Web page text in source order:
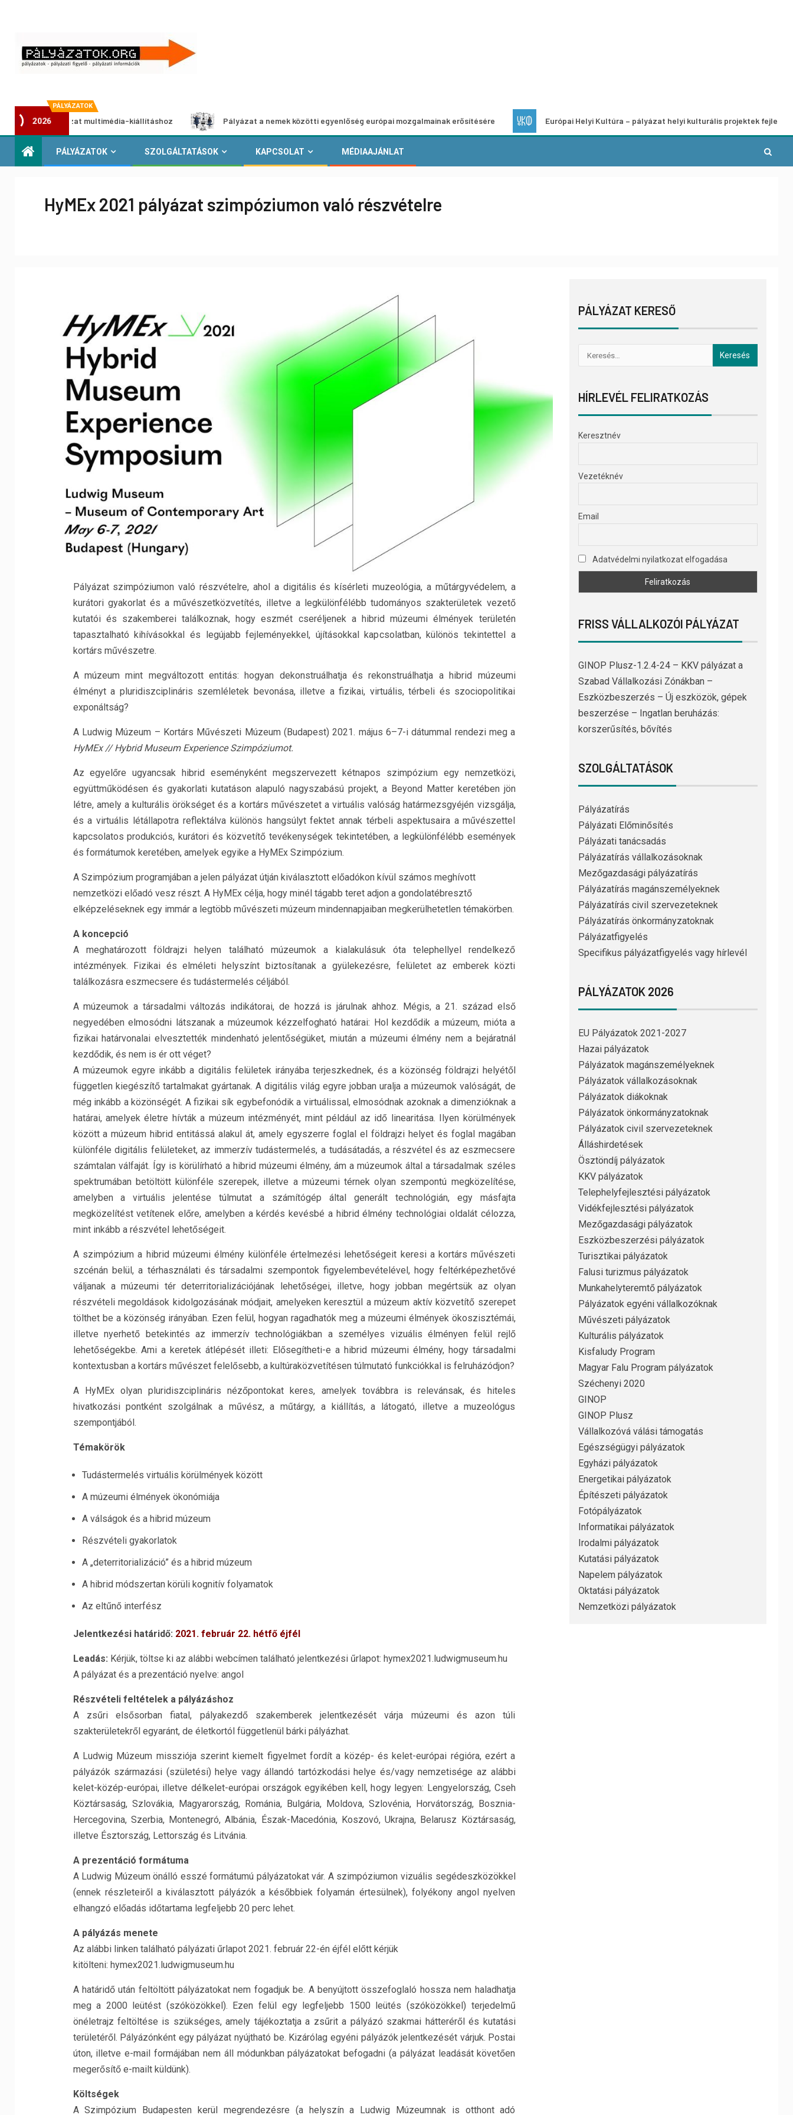
PÁLYÁZATOK
2026
pályázat multimédia-kiállításhoz Pályázat a nemek közötti egyenlőség európai mozgalmainak erősítésére Európai Helyi Kultúra – pályázat helyi kulturális projektek fejlesztésére
PÁLYÁZATOK SZOLGÁLTATÁSOK KAPCSOLAT MÉDIAAJÁNLAT
HyMEx 2021 pályázat szimpóziumon való részvételre
Pályázat szimpóziumon való részvételre, ahol a digitális és kísérleti muzeológia, a műtárgyvédelem, a
kurátori gyakorlat és a művészetközvetítés, illetve a legkülönfélébb tudományos szakterületek vezető
kutatói és szakemberei találkoznak, hogy eszmét cseréljenek a hibrid múzeumi élmények területén
tapasztalható kihívásokkal és legújabb fejleményekkel, újításokkal kapcsolatban, különös tekintettel a
kortárs művészetre.
A múzeum mint megváltozott entitás: hogyan dekonstruálhatja és rekonstruálhatja a hibrid múzeumi
élményt a pluridiszciplináris szemléletek bevonása, illetve a fizikai, virtuális, térbeli és szociopolitikai
exponáltság?
A Ludwig Múzeum – Kortárs Művészeti Múzeum (Budapest) 2021. május 6–7-i dátummal rendezi meg a
HyMEx // Hybrid Museum Experience Szimpóziumot.
Az egyelőre ugyancsak hibrid eseményként megszervezett kétnapos szimpózium egy nemzetközi,
együttműködésen és gyakorlati kutatáson alapuló nagyszabású projekt, a Beyond Matter keretében jön
létre, amely a kulturális örökséget és a kortárs művészetet a virtuális valóság határmezsgyéjén vizsgálja,
és a virtuális létállapotra reflektálva különös hangsúlyt fektet annak térbeli aspektusaira a művészettel
kapcsolatos produkciós, kurátori és közvetítő tevékenységek tekintetében, a legkülönfélébb események
és formátumok keretében, amelyek egyike a HyMEx Szimpózium.
A Szimpózium programjában a jelen pályázat útján kiválasztott előadókon kívül számos meghívott
nemzetközi előadó vesz részt. A HyMEx célja, hogy minél tágabb teret adjon a gondolatébresztő
elképzeléseknek egy immár a legtöbb művészeti múzeum mindennapjaiban megkerülhetetlen témakörben.
A koncepció
A meghatározott földrajzi helyen található múzeumok a kialakulásuk óta telephellyel rendelkező
intézmények. Fizikai és elméleti helyszínt biztosítanak a gyülekezésre, felületet az emberek közti
találkozásra eszmecsere és tudástermelés céljából.
A múzeumok a társadalmi változás indikátorai, de hozzá is járulnak ahhoz. Mégis, a 21. század első
negyedében elmosódni látszanak a múzeumok kézzelfogható határai: Hol kezdődik a múzeum, mióta a
fizikai határvonalai elvesztették mindenható jelentőségüket, miután a múzeumi élmény nem a bejáratnál
kezdődik, és nem is ér ott véget?
A múzeumok egyre inkább a digitális felületek irányába terjeszkednek, és a közönség földrajzi helyétől
független kiegészítő tartalmakat gyártanak. A digitális világ egyre jobban uralja a múzeumok valóságát, de
még inkább a közönségét. A fizikai sík egybefonódik a virtuálissal, elmosódnak azoknak a dimenzióknak a
határai, amelyek életre hívták a múzeum intézményét, mint például az idő linearitása. Ilyen körülmények
között a múzeum hibrid entitássá alakul át, amely egyszerre foglal el földrajzi helyet és foglal magában
különféle digitális felületeket, az immerzív tudástermelés, a tudásátadás, a részvétel és az eszmecsere
számtalan válfaját. Így is körülírható a hibrid múzeumi élmény, ám a múzeumok által a társadalmak széles
spektrumában betöltött különféle szerepek, illetve a múzeumi térnek olyan szempontú megközelítése,
amelyben a virtuális jelentése túlmutat a számítógép által generált technológián, egy másfajta
megközelítést vetítenek előre, amelyben a kérdés kevésbé a hibrid élmény technológiai oldalát célozza,
mint inkább a részvétel lehetőségeit.
A szimpózium a hibrid múzeumi élmény különféle értelmezési lehetőségeit keresi a kortárs művészeti
szcénán belül, a térhasználati és társadalmi szempontok figyelembevételével, hogy feltérképezhetővé
váljanak a múzeumi tér deterritorializációjának lehetőségei, illetve, hogy jobban megértsük az olyan
részvételi megoldások kidolgozásának módjait, amelyeken keresztül a múzeum aktív közvetítő szerepet
tölthet be a közönség irányában. Ezen felül, hogyan ragadhatók meg a múzeumi élmények ökoszisztémái,
illetve nyerhető betekintés az immerzív technológiákban a személyes vizuális élményen felül rejlő
lehetőségekbe. Ami a keretek átlépését illeti: Elősegítheti-e a hibrid múzeumi élmény, hogy társadalmi
kontextusban a kortárs művészet felelősebb, a kultúraközvetítésen túlmutató funkciókkal is felruházódjon?
A HyMEx olyan pluridiszciplináris nézőpontokat keres, amelyek továbbra is relevánsak, és hiteles
hivatkozási pontként szolgálnak a művész, a műtárgy, a kiállítás, a látogató, illetve a muzeológus
szempontjából.
Témakörök
Tudástermelés virtuális körülmények között
A múzeumi élmények ökonómiája
A válságok és a hibrid múzeum
Részvételi gyakorlatok
A „deterritorializáció” és a hibrid múzeum
A hibrid módszertan körüli kognitív folyamatok
Az eltűnő interfész
Jelentkezési határidő: 2021. február 22. hétfő éjfél
Leadás: Kérjük, töltse ki az alábbi webcímen található jelentkezési űrlapot: hymex2021.ludwigmuseum.hu
A pályázat és a prezentáció nyelve: angol
Részvételi feltételek a pályázáshoz
A zsűri elsősorban fiatal, pályakezdő szakemberek jelentkezését várja múzeumi és azon túli
szakterületekről egyaránt, de életkortól függetlenül bárki pályázhat.
A Ludwig Múzeum missziója szerint kiemelt figyelmet fordít a közép- és kelet-európai régióra, ezért a
pályázók származási (születési) helye vagy állandó tartózkodási helye és/vagy nemzetisége az alábbi
kelet-közép-európai, illetve délkelet-európai országok egyikében kell, hogy legyen: Lengyelország, Cseh
Köztársaság, Szlovákia, Magyarország, Románia, Bulgária, Moldova, Szlovénia, Horvátország, Bosznia-
Hercegovina, Szerbia, Montenegró, Albánia, Észak-Macedónia, Koszovó, Ukrajna, Belarusz Köztársaság,
illetve Észtország, Lettország és Litvánia.
A prezentáció formátuma
A Ludwig Múzeum önálló esszé formátumú pályázatokat vár. A szimpóziumon vizuális segédeszközökkel
(ennek részleteiről a kiválasztott pályázók a későbbiek folyamán értesülnek), folyékony angol nyelven
elhangzó előadás időtartama legfeljebb 20 perc lehet.
A pályázás menete
Az alábbi linken található pályázati űrlapot 2021. február 22-én éjfél előtt kérjük
kitölteni: hymex2021.ludwigmuseum.hu
A határidő után feltöltött pályázatokat nem fogadjuk be. A benyújtott összefoglaló hossza nem haladhatja
meg a 2000 leütést (szóközökkel). Ezen felül egy legfeljebb 1500 leütés (szóközökkel) terjedelmű
önéletrajz feltöltése is szükséges, amely tájékoztatja a zsűrit a pályázó szakmai hátteréről és kutatási
területéről. Pályázónként egy pályázat nyújtható be. Kizárólag egyéni pályázók jelentkezését várjuk. Postai
úton, illetve e-mail formájában nem áll módunkban pályázatokat befogadni (a pályázat leadását követően
megerősítő e-mailt küldünk).
Költségek
A Szimpózium Budapesten kerül megrendezésre (a helyszín a Ludwig Múzeumnak is otthont adó
PÁLYÁZAT KERESŐ
HÍRLEVÉL FELIRATKOZÁS
Keresztnév
Vezetéknév
Email
Adatvédelmi nyilatkozat elfogadása
FRISS VÁLLALKOZÓI PÁLYÁZAT
GINOP Plusz-1.2.4-24 – KKV pályázat a
Szabad Vállalkozási Zónákban –
Eszközbeszerzés – Új eszközök, gépek
beszerzése – Ingatlan beruházás:
korszerűsítés, bővítés
SZOLGÁLTATÁSOK
Pályázatírás
Pályázati Előminősítés
Pályázati tanácsadás
Pályázatírás vállalkozásoknak
Mezőgazdasági pályázatírás
Pályázatírás magánszemélyeknek
Pályázatírás civil szervezeteknek
Pályázatírás önkormányzatoknak
Pályázatfigyelés
Specifikus pályázatfigyelés vagy hírlevél
PÁLYÁZATOK 2026
EU Pályázatok 2021-2027
Hazai pályázatok
Pályázatok magánszemélyeknek
Pályázatok vállalkozásoknak
Pályázatok diákoknak
Pályázatok önkormányzatoknak
Pályázatok civil szervezeteknek
Álláshirdetések
Ösztöndíj pályázatok
KKV pályázatok
Telephelyfejlesztési pályázatok
Vidékfejlesztési pályázatok
Mezőgazdasági pályázatok
Eszközbeszerzési pályázatok
Turisztikai pályázatok
Falusi turizmus pályázatok
Munkahelyteremtő pályázatok
Pályázatok egyéni vállalkozóknak
Művészeti pályázatok
Kulturális pályázatok
Kisfaludy Program
Magyar Falu Program pályázatok
Széchenyi 2020
GINOP
GINOP Plusz
Vállalkozóvá válási támogatás
Egészségügyi pályázatok
Egyházi pályázatok
Energetikai pályázatok
Építészeti pályázatok
Fotópályázatok
Informatikai pályázatok
Irodalmi pályázatok
Kutatási pályázatok
Napelem pályázatok
Oktatási pályázatok
Nemzetközi pályázatok